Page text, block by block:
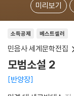
미리보기
소득공제 베스트셀러
민음사 세계문학전집
모범소설 2
반양장